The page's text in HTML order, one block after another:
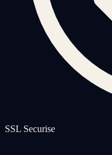
SSL Securise